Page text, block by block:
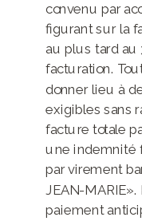
convenu par
figurant sur la
au plus tard au
facturation.
donner lieu à
exigibles sans
facture totale
une indemnité
par virement
JEAN-MARIE».
paiement